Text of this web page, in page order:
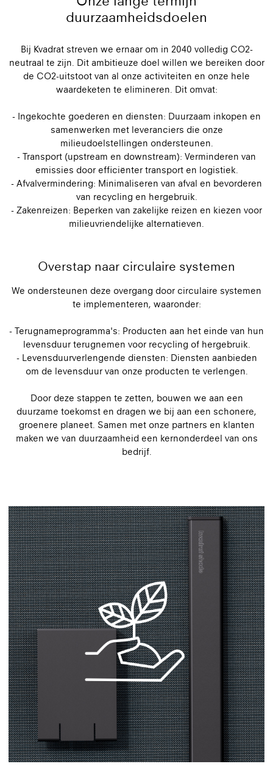
duurzaamheidsdoelen
Bij Kvadrat streven we ernaar om in 2040 volledig CO2-
neutraal te zijn. Dit ambitieuze doel willen we bereiken door
de CO2-uitstoot van al onze activiteiten en onze hele
waardeketen te elimineren. Dit omvat:
- Ingekochte goederen en diensten: Duurzaam inkopen en
samenwerken met leveranciers die onze
milieudoelstellingen ondersteunen.
- Transport (upstream en downstream): Verminderen van
emissies door efficiënter transport en logistiek.
- Afvalvermindering: Minimaliseren van afval en bevorderen
van recycling en hergebruik.
- Zakenreizen: Beperken van zakelijke reizen en kiezen voor
milieuvriendelijke alternatieven.
Overstap naar circulaire systemen
We ondersteunen deze overgang door circulaire systemen
te implementeren, waaronder:
- Terugnameprogramma's: Producten aan het einde van hun
levensduur terugnemen voor recycling of hergebruik.
- Levensduurverlengende diensten: Diensten aanbieden
om de levensduur van onze producten te verlengen.
Door deze stappen te zetten, bouwen we aan een
duurzame toekomst en dragen we bij aan een schonere,
groenere planeet. Samen met onze partners en klanten
maken we van duurzaamheid een kernonderdeel van ons
bedrijf.